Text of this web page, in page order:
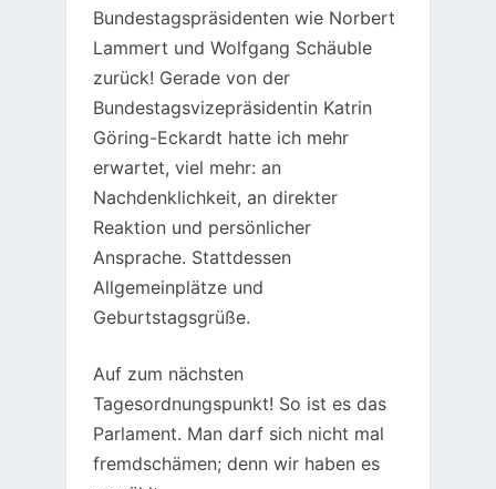
Bundestagspräsidenten wie Norbert
Lammert und Wolfgang Schäuble
zurück! Gerade von der
Bundestagsvizepräsidentin Katrin
Göring-Eckardt hatte ich mehr
erwartet, viel mehr: an
Nachdenklichkeit, an direkter
Reaktion und persönlicher
Ansprache. Stattdessen
Allgemeinplätze und
Geburtstagsgrüße.
Auf zum nächsten
Tagesordnungspunkt! So ist es das
Parlament. Man darf sich nicht mal
fremdschämen; denn wir haben es